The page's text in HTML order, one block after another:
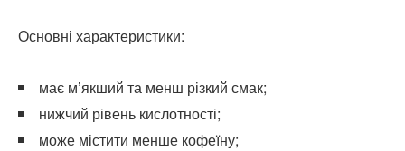
Основні характеристики:
має м’якший та менш різкий смак;
нижчий рівень кислотності;
може містити менше кофеїну;